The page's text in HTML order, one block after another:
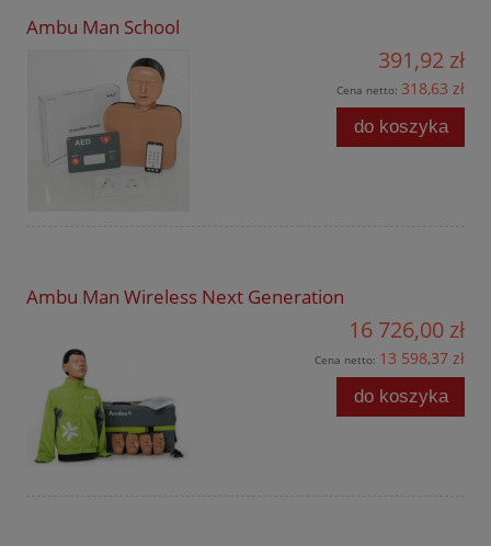
Ambu Man School
391,92 zł
Cena netto: 318,63 zł
do koszyka
Ambu Man Wireless Next Generation
16 726,00 zł
Cena netto: 13 598,37 zł
do koszyka